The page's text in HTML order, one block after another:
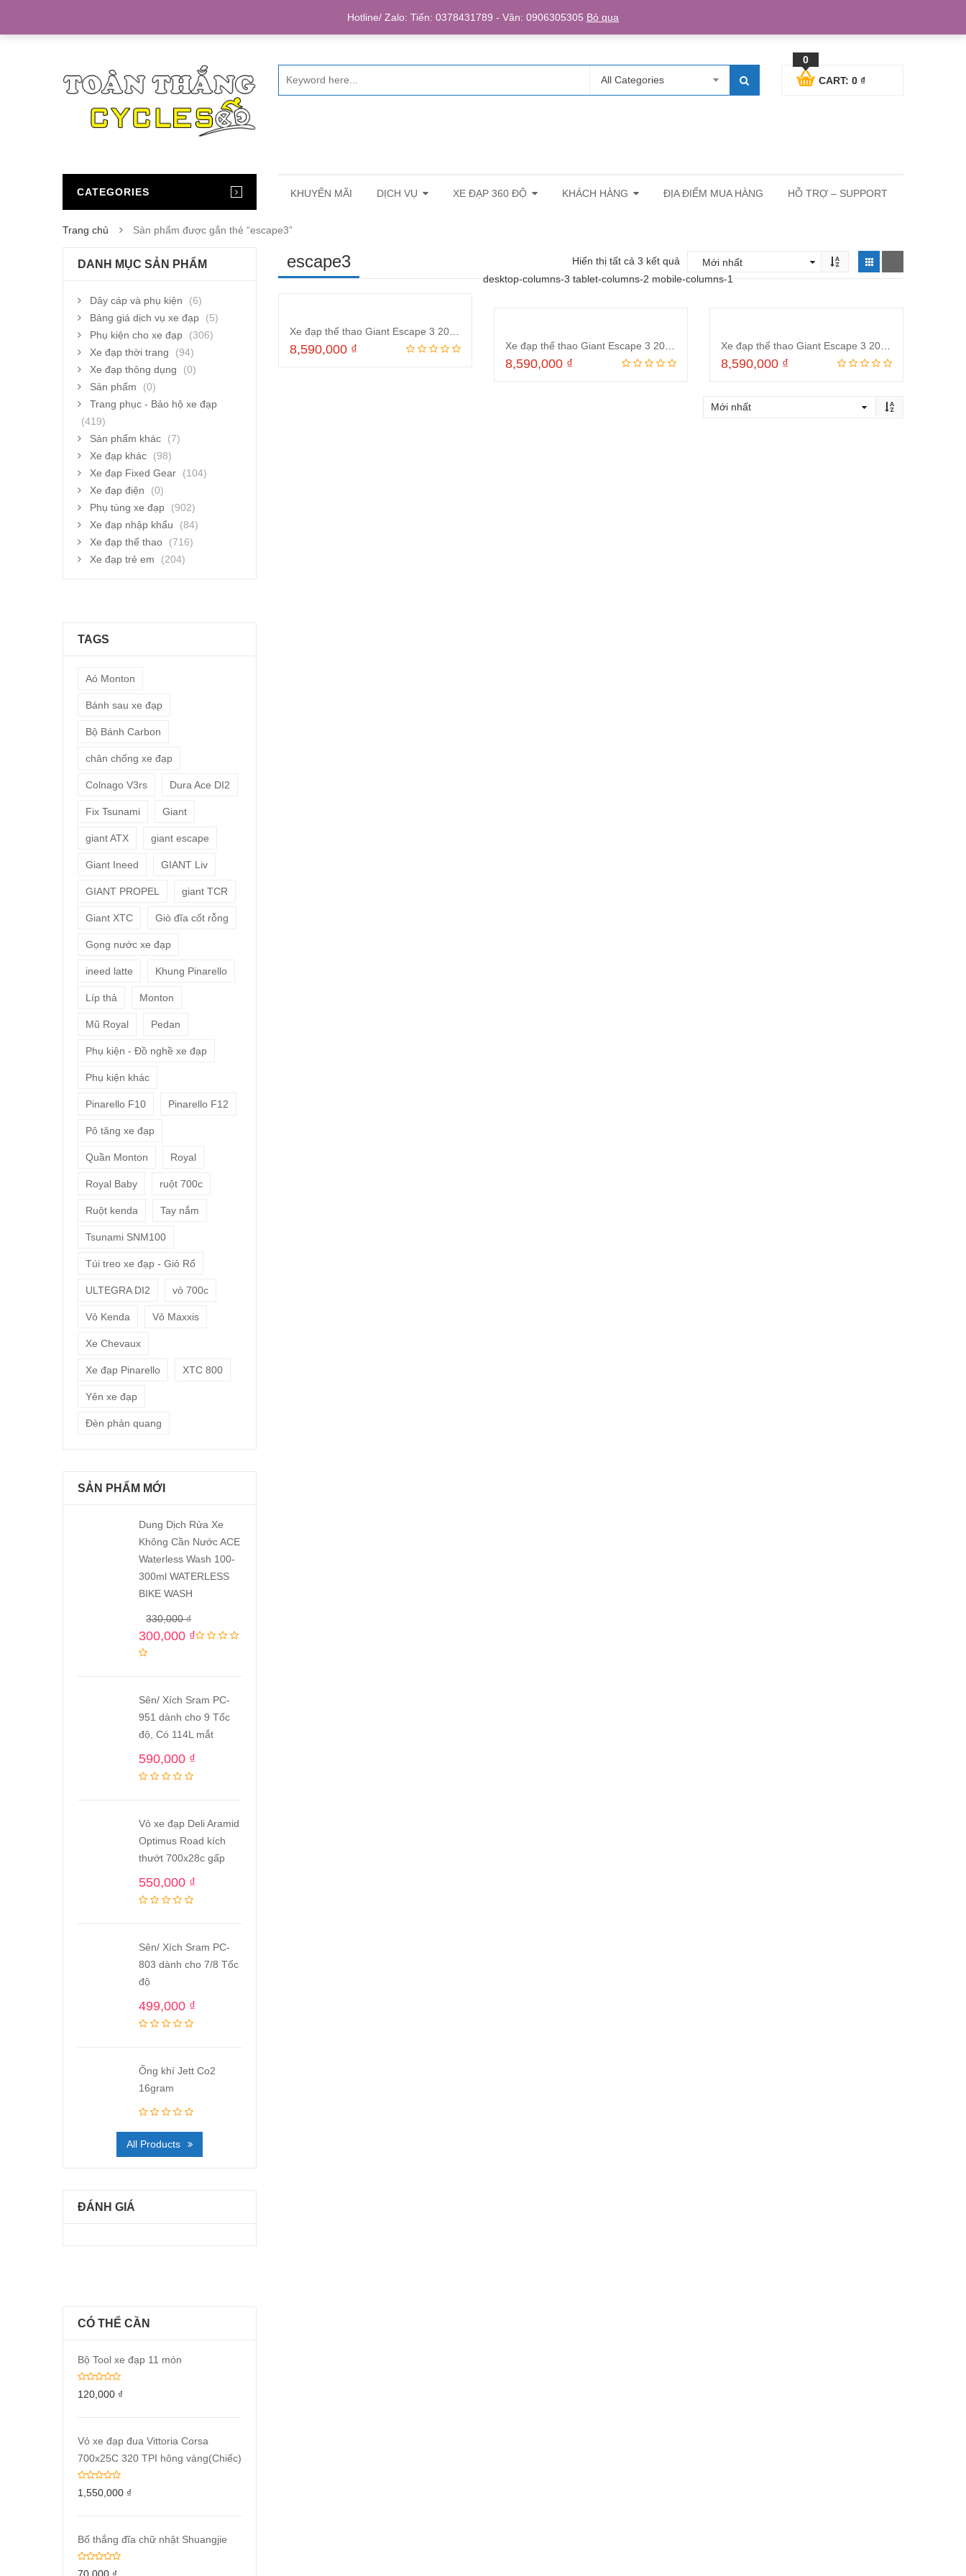
Login/Register
All Categories
0
CART: 0 ₫
CATEGORIES KHUYẾN MÃI DỊCH VỤ XE ĐẠP 360 ĐỘ KHÁCH HÀNG ĐỊA ĐIỂM MUA HÀNG HỖ TRỢ – SUPPORT
Trang chủ Sản phẩm được gắn thẻ “escape3”
escape3
Hiển thị tất cả 3 kết quả
desktop-columns-3 tablet-columns-2 mobile-columns-1
8,590,000 ₫ Xe đạp thể thao Giant Escape 3 2021 Blue Green
8,590,000 ₫
Xe đạp thể thao Giant Escape 3 2021 Moss Green (Xanh rêu)
8,590,000 ₫
DANH MỤC SẢN PHẨM
Dây cáp và phụ kiện
(6)
Bảng giá dịch vụ xe đạp
(5)
Phụ kiện cho xe đạp
(306)
Xe đạp thời trang
(94)
Xe đạp thông dụng
(0)
Sản phẩm
(0)
Trang phục - Bảo hộ xe đạp
(419)
Sản phẩm khác
(7)
Xe đạp khác
(98)
Xe đạp Fixed Gear
(104)
Xe đạp điện
(0)
Phụ tùng xe đạp
(902)
Xe đạp nhập khẩu
(84)
Xe đạp thể thao
(716)
Xe đạp trẻ em
(204)
TAGS
Aó Monton
Bánh sau xe đạp
Bộ Bánh Carbon
chân chống xe đạp
Colnago V3rs Dura Ace DI2
Fix Tsunami Giant
giant ATX giant escape
Giant Ineed GIANT Liv
GIANT PROPEL giant TCR
Giant XTC Giò đĩa cốt rỗng
Gọng nước xe đạp
ineed latte Khung Pinarello
Líp thả Monton
Mũ Royal Pedan
Phụ kiện - Đồ nghề xe đạp
Phụ kiện khác
Pinarello F10 Pinarello F12
Pô tăng xe đạp
Quần Monton Royal
Royal Baby ruột 700c
Ruột kenda Tay nắm
Tsunami SNM100
Túi treo xe đạp - Giỏ Rổ
ULTEGRA DI2 vỏ 700c
Vỏ Kenda Vỏ Maxxis
Xe Chevaux
Xe đạp Pinarello XTC 800
Yên xe đạp
Đèn phản quang
SẢN PHẨM MỚI
Dung Dịch Rửa Xe
Không Cần Nước ACE
Waterless Wash 100-
300ml WATERLESS
BIKE WASH
330,000₫
300,000 ₫
Sên/ Xích Sram PC-
951 dành cho 9 Tốc
độ, Có 114L mắt
590,000 ₫
Vỏ xe đạp Deli Aramid
Optimus Road kích
thướt 700x28c gấp
550,000 ₫
Sên/ Xích Sram PC-
803 dành cho 7/8 Tốc
độ
499,000 ₫
Ống khí Jett Co2
16gram
All Products
ĐÁNH GIÁ
CÓ THỂ CẦN
Bộ Tool xe đạp 11 món
120,000 ₫
Vỏ xe đạp đua Vittoria Corsa
700x25C 320 TPI hông vàng(Chiếc)
1,550,000 ₫
Bố thắng đĩa chữ nhật Shuangjie
70,000 ₫
Hotline/ Zalo: Tiến: 0378431789 - Vân: 0906305305 Bỏ qua